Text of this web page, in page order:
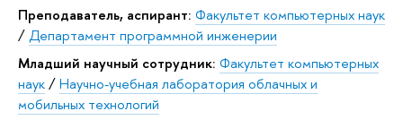
Преподаватель, аспирант: Факультет компьютерных наук
/Департамент программной инженерии
Младший научный сотрудник: Факультет компьютерных
наук/Научно-учебная лаборатория облачных и
мобильных технологий